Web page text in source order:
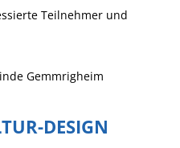
Teilnehmer und
Gemmrigheim
DESIGN